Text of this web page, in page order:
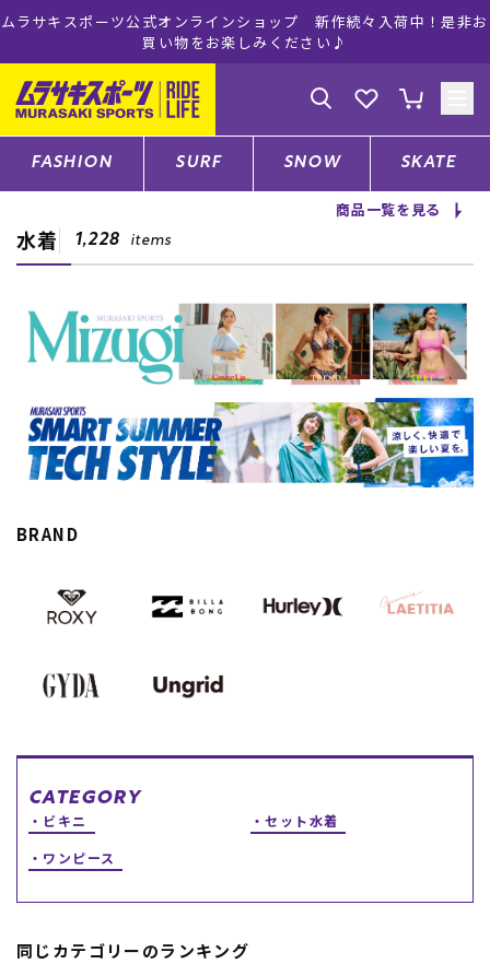
ンショップ 新作続々入荷中！是非お ムラサキスポーツ公式オン
ゲスト様
ログイン 会員登録
CATEGORY
ファッションTOP
サーフTOP
スケートTOP
CONTENTS
特集一覧
覧
スタッフスナップ
フ
ー
会員ランク
アフターサポート
お問い合わせ
FASHION SURF SNOW SKATE
商品一覧を見る
水着 1,228 items
BRAND
CATEGORY
ビキニ
セット水着
ワンピース
同じカテゴリーのランキング